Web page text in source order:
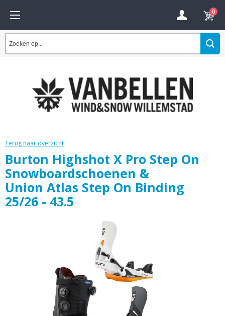
0
Terug naar overzicht
Burton Highshot X Pro Step On
Snowboardschoenen &
Union Atlas Step On Binding
25/26 - 43.5